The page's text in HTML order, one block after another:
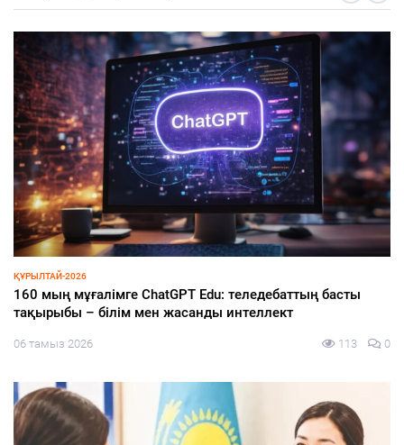
ҚҰРЫЛТАЙ-2026
160 мың мұғалімге ChatGPT Edu: теледебаттың басты
тақырыбы – білім мен жасанды интеллект
06 тамыз 2026 113 0